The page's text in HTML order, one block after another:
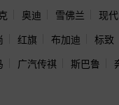
奥迪 雪佛兰
现代
红旗 布加迪
标致
广汽传祺 斯巴鲁